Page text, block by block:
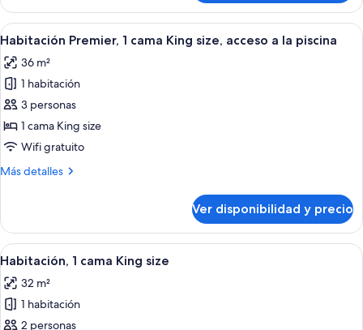
Premier,
camas
terraza
Ver
todas
las
fotos
de
Habitación
Premier,
cama
acceso
a
la
piscina
Habitación de hotel moderna con
7
Habitación Premier, 1 cama King size, acceso a la piscina
36 m²
1 habitación
3 personas
1 cama King size
Wifi gratuito
Más detalles
Más
Premier,
cama
size,
acceso
Ver disponibilidad y precio
Ver
todas
las
fotos
Habitación de hotel con una cama
5
Habitación, 1 cama King size
32 m²
1 habitación
2 personas